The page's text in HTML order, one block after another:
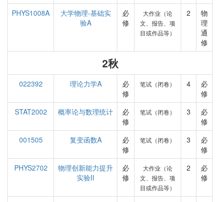
PHYS1008A
大学物理-基础实
验A
必
修
大作业（论
文、报告、项
目或作品等）
2
物
理
通
修
2秋
022392 理论力学A
必
修
笔试（闭卷） 4
必
修
STAT2002
概率论与数理统计
必
修
笔试（闭卷） 3
必
修
001505
复变函数A
必
修
笔试（闭卷） 3
必
修
PHYS2702
物理创新能力提升
实验II
必
修
大作业（论
文、报告、项
目或作品等）
2
必
修